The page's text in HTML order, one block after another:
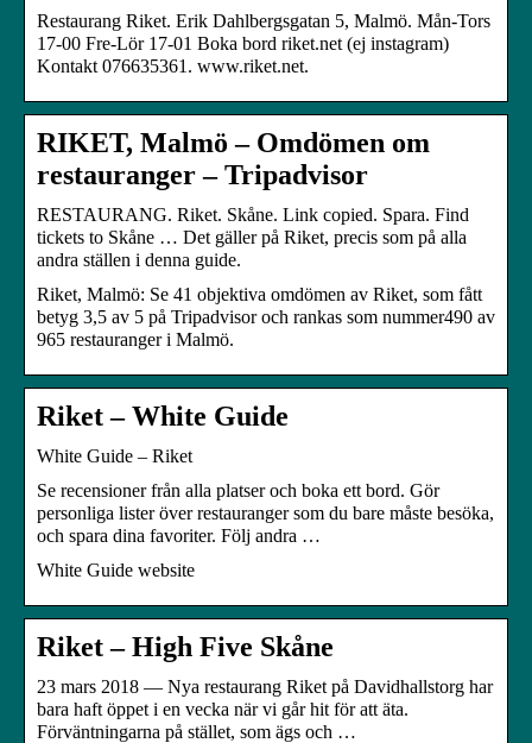
Restaurang Riket. Erik Dahlbergsgatan 5, Malmö. Mån-Tors
17-00 Fre-Lör 17-01 Boka bord riket.net (ej instagram)
Kontakt 076635361. www.riket.net.
RIKET, Malmö – Omdömen om
restauranger – Tripadvisor
RESTAURANG. Riket. Skåne. Link copied. Spara. Find
tickets to Skåne … Det gäller på Riket, precis som på alla
andra ställen i denna guide.
Riket, Malmö: Se 41 objektiva omdömen av Riket, som fått
betyg 3,5 av 5 på Tripadvisor och rankas som nummer490 av
965 restauranger i Malmö.
Riket – White Guide
White Guide – Riket
Se recensioner från alla platser och boka ett bord. Gör
personliga lister över restauranger som du bare måste besöka,
och spara dina favoriter. Följ andra …
White Guide website
Riket – High Five Skåne
23 mars 2018 — Nya restaurang Riket på Davidhallstorg har
bara haft öppet i en vecka när vi går hit för att äta.
Förväntningarna på stället, som ägs och …